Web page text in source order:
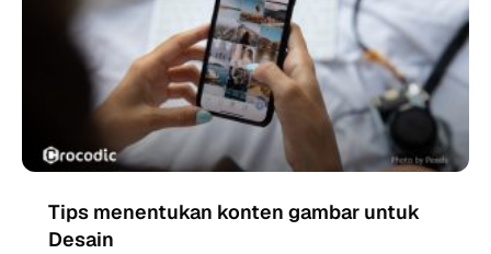
Tips menentukan konten gambar untuk
Desain